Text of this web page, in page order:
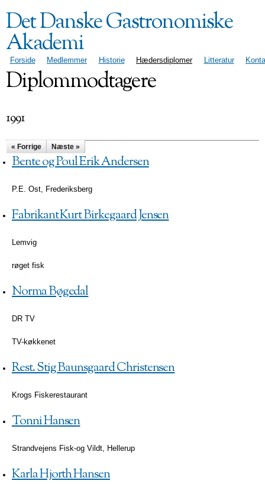
hovedindhold
Det Danske Gastronomiske
Akademi
Hovedmenu
Forside Medlemmer Historie Hædersdiplomer Litteratur
Diplommodtagere
1991
« Forrige Næste »
Bente og Poul Erik Andersen
P.E. Ost, Frederiksberg
Fabrikant Kurt Birkegaard Jensen
Lemvig
røget fisk
Norma Bøgedal
DR TV
TV-køkkenet
Rest. Stig Baunsgaard Christensen
Krogs Fiskerestaurant
Tonni Hansen
Strandvejens Fisk-og Vildt, Hellerup
Karla Hjorth Hansen